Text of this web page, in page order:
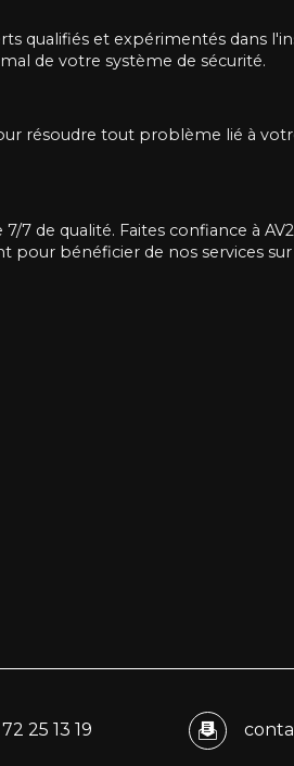
qualifiés et expérimentés dans
de votre système de sécurité.
résoudre tout problème lié à
7 de qualité. Faites confiance à
bénéficier de nos services sur
25 13 19